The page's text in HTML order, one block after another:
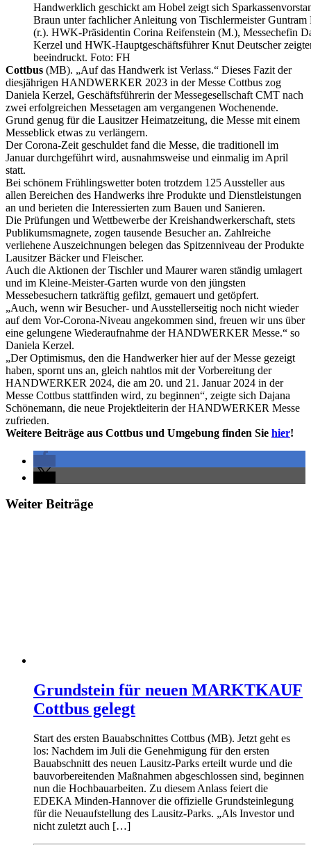
Handwerklich geschickt am Hobel zeigt sich
Braun unter fachlicher Anleitung von Tischlermeister Guntram
(r.). HWK-Präsidentin Corina Reifenstein (M.), Messechefin
Kerzel und HWK-Hauptgeschäftsführer Knut Deutscher
beeindruckt. Foto: FH
Cottbus (MB). „Auf das Handwerk ist Verlass.“ Dieses Fazit der
diesjährigen HANDWERKER 2023 in der Messe Cottbus zog
Daniela Kerzel, Geschäftsführerin der Messegesellschaft CMT nach
zwei erfolgreichen Messetagen am vergangenen Wochenende.
Grund genug für die Lausitzer Heimatzeitung, die Messe mit einem
Messeblick etwas zu verlängern.
Der Corona-Zeit geschuldet fand die Messe, die traditionell im
Januar durchgeführt wird, ausnahmsweise und einmalig im April
statt.
Bei schönem Frühlingswetter boten trotzdem 125 Aussteller aus
allen Bereichen des Handwerks ihre Produkte und Dienstleistungen
an und berieten die Interessierten zum Bauen und Sanieren.
Die Prüfungen und Wettbewerbe der Kreishandwerkerschaft, stets
Publikumsmagnete, zogen tausende Besucher an. Zahlreiche
verliehene Auszeichnungen belegen das Spitzenniveau der Produkte
Lausitzer Bäcker und Fleischer.
Auch die Aktionen der Tischler und Maurer waren ständig umlagert
und im Kleine-Meister-Garten wurde von den jüngsten
Messebesuchern tatkräftig gefilzt, gemauert und getöpfert.
„Auch, wenn wir Besucher- und Ausstellerseitig noch nicht wieder
auf dem Vor-Corona-Niveau angekommen sind, freuen wir uns über
eine gelungene Wiederaufnahme der HANDWERKER Messe.“ so
Daniela Kerzel.
„Der Optimismus, den die Handwerker hier auf der Messe gezeigt
haben, spornt uns an, gleich nahtlos mit der Vorbereitung der
HANDWERKER 2024, die am 20. und 21. Januar 2024 in der
Messe Cottbus stattfinden wird, zu beginnen“, zeigte sich Dajana
Schönemann, die neue Projektleiterin der HANDWERKER Messe
zufrieden.
Weitere Beiträge aus Cottbus und Umgebung finden Sie hier!
Weiter Beiträge
Grundstein für neuen MARKTKAUF
Cottbus gelegt
Start des ersten Bauabschnittes Cottbus (MB). Jetzt geht es
los: Nachdem im Juli die Genehmigung für den ersten
Bauabschnitt des neuen Lausitz-Parks erteilt wurde und die
bauvorbereitenden Maßnahmen abgeschlossen sind, beginnen
nun die Hochbauarbeiten. Zu diesem Anlass feiert die
EDEKA Minden-Hannover die offizielle Grundsteinlegung
für die Neuaufstellung des Lausitz-Parks. „Als Investor und
nicht zuletzt auch […]